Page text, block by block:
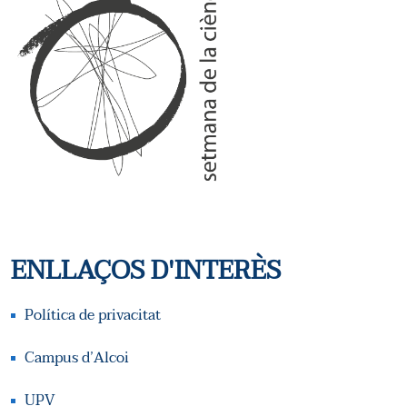
ENLLAÇOS D'INTERÈS
Política de privacitat
Campus d’Alcoi
UPV